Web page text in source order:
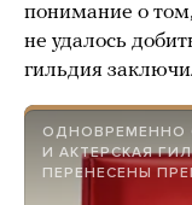
понимание о
не удалось
гильдия
ОДНОВРЕМЕННО
И АКТЕРСКАЯ
ПЕРЕНЕСЕНЫ